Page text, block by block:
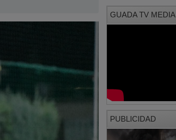
GUADA TV MEDIA
PUBLICIDAD